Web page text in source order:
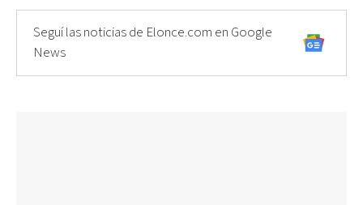
Seguí las noticias de Elonce.com en Google
News